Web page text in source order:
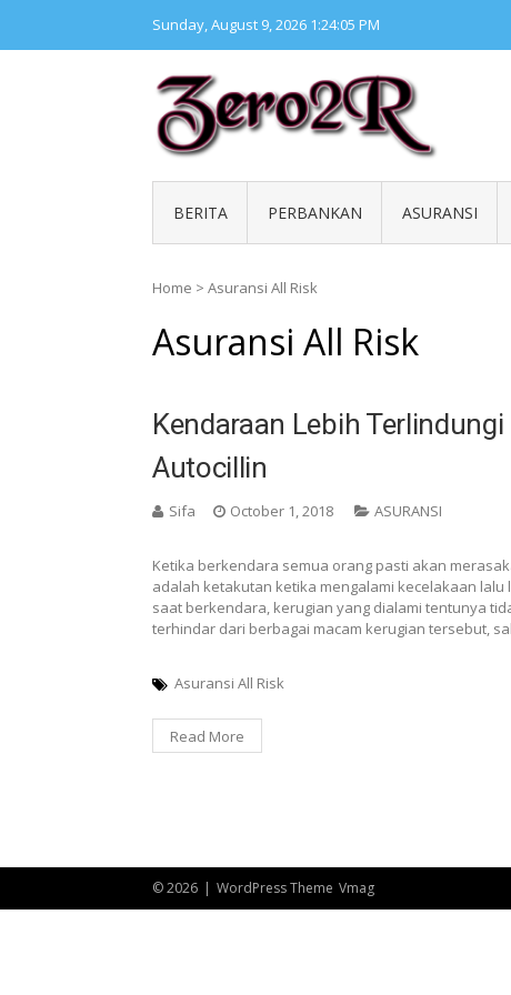
content
Sunday, August 9, 2026 1:24:05 PM
BERITA PERBANKAN ASURANSI
Home > Asuransi All Risk
Asuransi All Risk
Kendaraan Lebih
Autocillin
Sifa October 1, 2018 ASURANSI
Ketika berkendara semua orang pasti akan
adalah ketakutan ketika mengalami kecelakaan
saat berkendara, kerugian yang dialami tentunya
terhindar dari berbagai macam kerugian tersebut,
Asuransi All Risk
Read More
© 2026 | WordPress Theme Vmag